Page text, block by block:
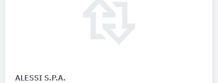
ALESSI S.P.A.